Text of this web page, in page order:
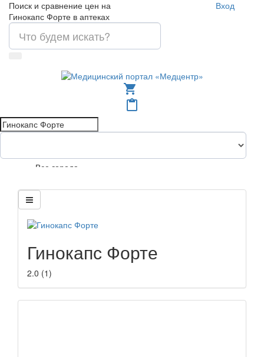
Поиск и сравнение цен на
Гинокапс Форте в аптеках
Вход
shopping_cart
content_paste
Все города
Гинокапс Форте
2.0 (1)